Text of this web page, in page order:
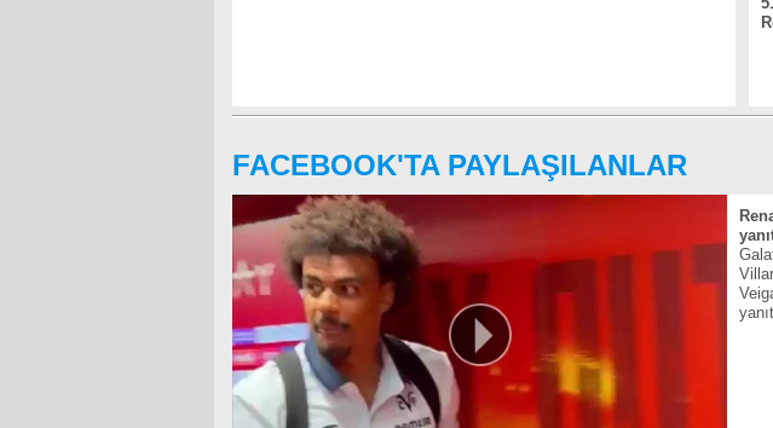
FACEBOOK'TA PAYLAŞILANLAR